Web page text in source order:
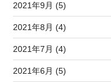
2021年9月 (5)
2021年8月 (4)
2021年7月 (4)
2021年6月 (5)